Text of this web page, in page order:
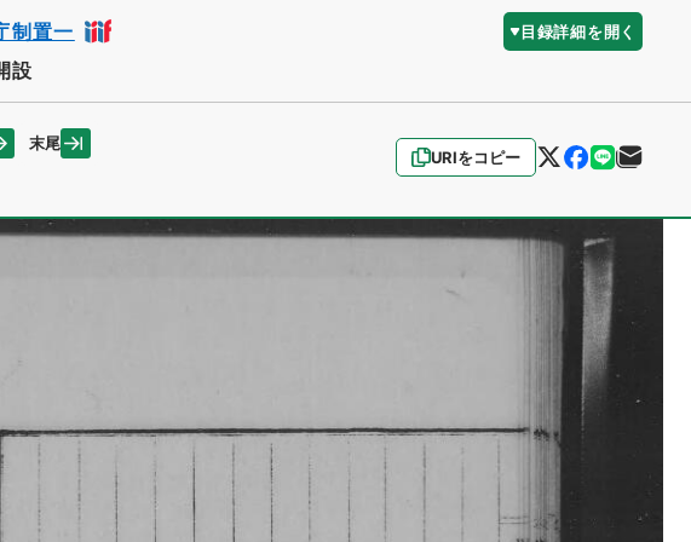
制置一 目録詳細を開く
設
URIをコピー
末尾